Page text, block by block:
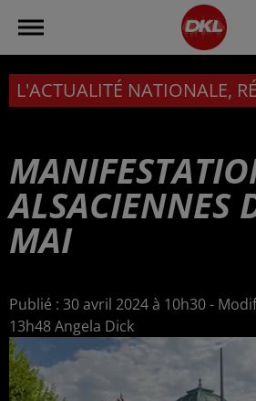
L'ACTUALITÉ NATIONALE,
ALSACIENNES
MAI
Publié : 30 avril 2024 à 10h30 -
13h48 Angela Dick